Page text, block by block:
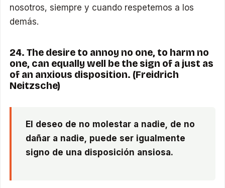
nosotros, siempre y cuando respetemos a los
demás.
24. The desire to annoy no one, to harm no
one, can equally well be the sign of a just as
of an anxious disposition. (Freidrich
Neitzsche)
El deseo de no molestar a nadie, de no
dañar a nadie, puede ser igualmente
signo de una disposición ansiosa.